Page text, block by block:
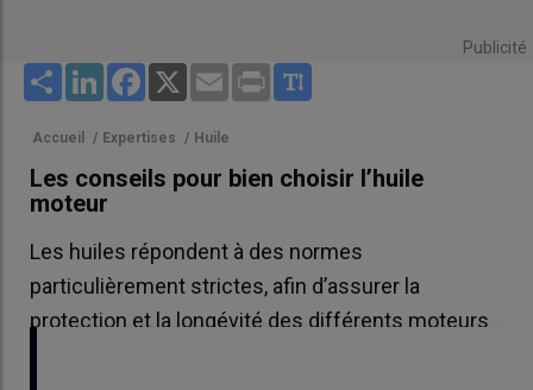
Publicité
Share LinkedInFacebook
X Email Print
Accueil / Expertises / Huile
Les conseils pour bien choisir l’huile
moteur
Les huiles répondent à des normes
particulièrement strictes, afin d’assurer la
protection et la longévité des différents moteurs